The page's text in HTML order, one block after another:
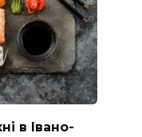
в Івано-